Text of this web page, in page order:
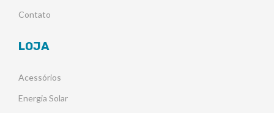
Contato
LOJA
Acessórios
Energia Solar